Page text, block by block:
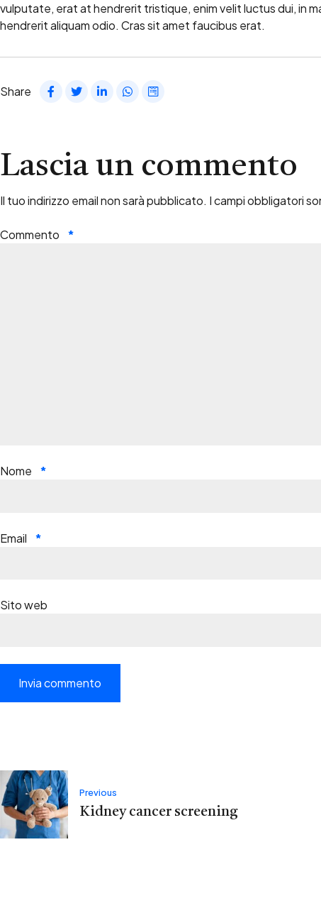
vulputate, erat at hendrerit tristique, enim velit luctus dui, in
hendrerit aliquam odio. Cras sit amet faucibus erat.
Share
Lascia un commento
Il tuo indirizzo email non sarà pubblicato. I campi obbligatori
Commento *
Nome *
Email *
Sito web
Navigazione
articoli
Previous
Kidney cancer screening